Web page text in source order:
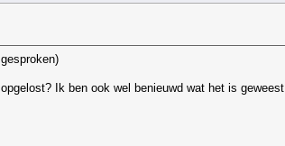
Ik ben ook wel benieuwd wat het is geweest.